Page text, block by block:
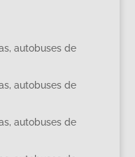
autobuses de
autobuses de
autobuses de